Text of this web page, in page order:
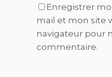
Enregistrer
mail et mon site
navigateur pour
commentaire.